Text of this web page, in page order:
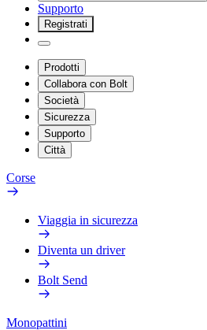
Supporto
Registrati
Prodotti
Collabora con Bolt
Società
Sicurezza
Supporto
Città
Corse
Viaggia in sicurezza
Diventa un driver
Bolt Send
Monopattini